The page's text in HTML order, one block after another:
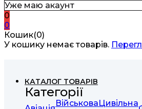
Уже маю акаунт
0
0
Кошик(0)
У кошику немає товарів.
КАТАЛОГ ТОВАРІВ
Категорії
ВійськоваЦивільна